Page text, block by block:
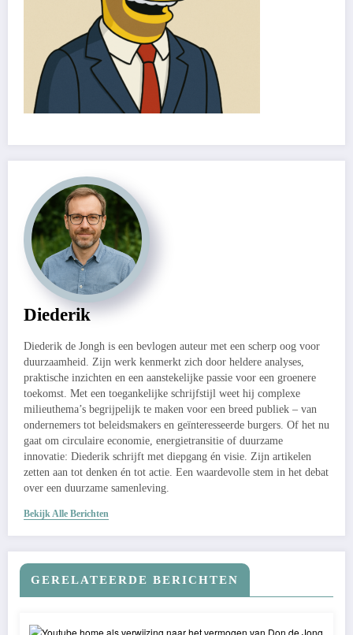
Diederik
Diederik de Jongh is een bevlogen auteur met een scherp oog voor
duurzaamheid. Zijn werk kenmerkt zich door heldere analyses,
praktische inzichten en een aanstekelijke passie voor een groenere
toekomst. Met een toegankelijke schrijfstijl weet hij complexe
milieuthema’s begrijpelijk te maken voor een breed publiek – van
ondernemers tot beleidsmakers en geïnteresseerde burgers. Of het nu
gaat om circulaire economie, energietransitie of duurzame
innovatie: Diederik schrijft met diepgang én visie. Zijn artikelen
zetten aan tot denken én tot actie. Een waardevolle stem in het debat
over een duurzame samenleving.
Bekijk Alle Berichten
GERELATEERDE BERICHTEN